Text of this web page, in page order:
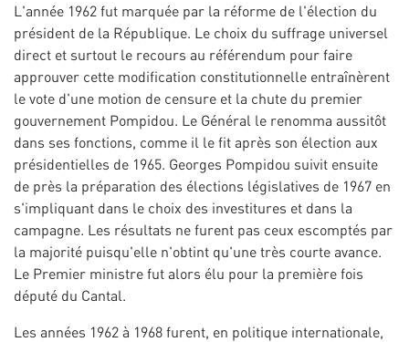
L'année 1962 fut marquée par la réforme de l'élection du
président de la République. Le choix du suffrage universel
direct et surtout le recours au référendum pour faire
approuver cette modification constitutionnelle entraînèrent
le vote d'une motion de censure et la chute du premier
gouvernement Pompidou. Le Général le renomma aussitôt
dans ses fonctions, comme il le fit après son élection aux
présidentielles de 1965. Georges Pompidou suivit ensuite
de près la préparation des élections législatives de 1967 en
s'impliquant dans le choix des investitures et dans la
campagne. Les résultats ne furent pas ceux escomptés par
la majorité puisqu'elle n'obtint qu'une très courte avance.
Le Premier ministre fut alors élu pour la première fois
député du Cantal.
Les années 1962 à 1968 furent, en politique internationale,